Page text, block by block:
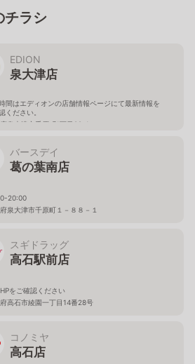
チラシ
EDION
泉大津店
間はエディオンの店舗情報ページにて最新情報を
ください。
府泉大津市千原町1丁目88-1
バースデイ
葛の葉南店
20:00
泉大津市千原町１－８８－１
スギドラッグ
高石駅前店
をご確認ください
高石市綾園一丁目14番28号
コノミヤ
高石店